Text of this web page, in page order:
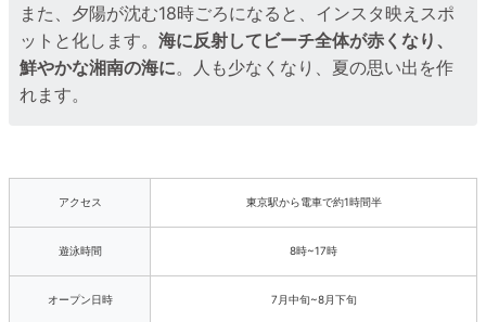
また、夕陽が沈む18時ごろになると、インスタ映えスポ
ットと化します。海に反射してビーチ全体が赤くなり、
鮮やかな湘南の海に。人も少なくなり、夏の思い出を作
れます。
アクセス 東京駅から電車で約1時間半
遊泳時間 8時~17時
オープン日時 7月中旬~8月下旬